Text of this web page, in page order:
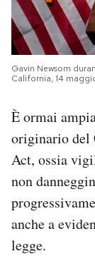
Gavin Newsom
California, 14
È ormai
originario del
Act, ossia
non
anche a
legge.